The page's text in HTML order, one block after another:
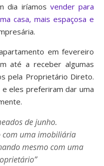
dia iríamos vender para
casa, mais espaçosa e
em fevereiro
até a receber algumas
pela Proprietário Direto.
eles preferiram dar uma
de junho.
com uma imobiliária
mesmo com uma